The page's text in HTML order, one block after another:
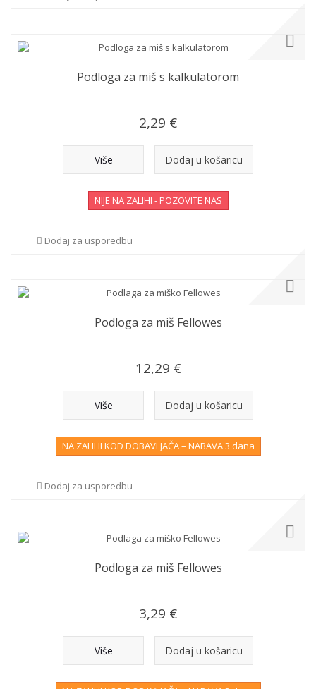
Podloga za miš s kalkulatorom
2,29 €
Više Dodaj u košaricu
NIJE NA ZALIHI - POZOVITE NAS
Dodaj za usporedbu
Podloga za miš Fellowes
12,29 €
Više Dodaj u košaricu
NA ZALIHI KOD DOBAVLJAČA – NABAVA 3 dana
Dodaj za usporedbu
Podloga za miš Fellowes
3,29 €
Više Dodaj u košaricu